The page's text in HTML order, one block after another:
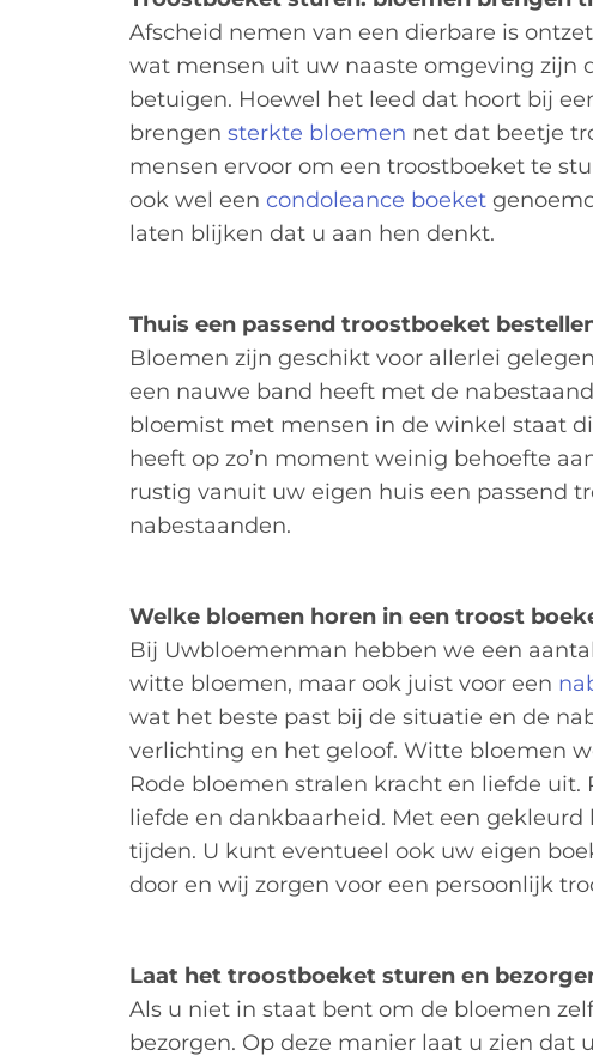
Afscheid nemen van een dierbare is
wat mensen uit uw naaste omgeving zijn
betuigen. Hoewel het leed dat hoort bij
brengen sterkte bloemen net dat beetje
mensen ervoor om een troostboeket te
ook wel een condoleance boeket
laten blijken dat u aan hen denkt.
Thuis een passend troostboeket
Bloemen zijn geschikt voor allerlei
een nauwe band heeft met de
bloemist met mensen in de winkel staat
heeft op zo’n moment weinig behoefte
rustig vanuit uw eigen huis een passend
nabestaanden.
Welke bloemen horen in een troost
Bij Uwbloemenman hebben we een
witte bloemen, maar ook juist voor een
wat het beste past bij de situatie en de
verlichting en het geloof. Witte bloemen
Rode bloemen stralen kracht en liefde
liefde en dankbaarheid. Met een
tijden. U kunt eventueel ook uw eigen
door en wij zorgen voor een persoonlijk
Laat het troostboeket sturen en
Als u niet in staat bent om de bloemen
bezorgen. Op deze manier laat u zien dat